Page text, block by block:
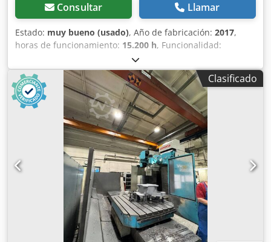
Consultar Llamar
Estado: muy bueno (usado), Año de fabricación: 2017,
horas de funcionamiento: 15.200 h, Funcionalidad:
, número de máquina/vehículo:
P172ZH357, recorrido eje X:700 mm, recorrido del eje Y:
400 mm
, recorrido del eje Z:330 mm, potencia nominal
(aparente):
11 kVA, peso total:2.200 kg, velocidad del
cabezal (máx.):24.000 rpm, suministro de refrigerante:
, número de husillos:1, número de ranuras del
almacén de herramientas:21, Equipamiento:
documentación / manual, Equipamiento: - divisor digital
de 4º eje FANUC DDR-T con contrapunto - refrigeración de
alta presión a través del husillo 24.000 rpm - bandeja de
virutas de 200L con bomba de alta presión - puerta lateral
automatizada para carga por robot - máquina en contrato
de mantenimiento anual FANUC - opcionalmente con
sobrecoste: robot Fanuc M20iA12L ya integrado en la
máquina Dodpjzhi R Sofx Aqqock
Clasificado